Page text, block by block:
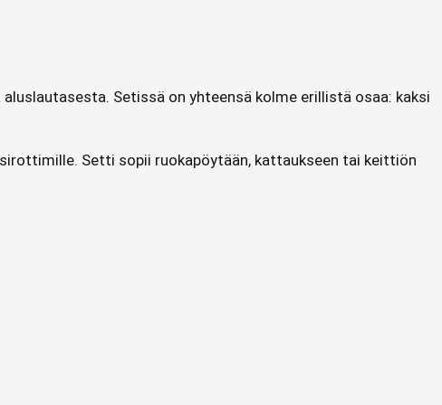
Setissä on yhteensä kolme erillistä osaa: kaksi
Setti sopii ruokapöytään, kattaukseen tai keittiön